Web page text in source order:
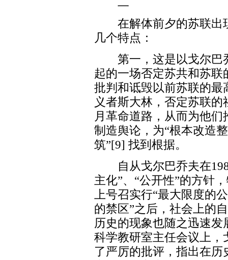
在解体前夕的苏联出
几个特点：
第一，这是以戈尔巴
起的一场否定苏共和苏
批判和诋毁以前苏联的
义者斯大林，否定苏联
月革命道路，从而为他
制造舆论，为“根本改造
筑”[9] 找到根据。
自从戈尔巴乔夫在
主化”、“公开性”的方针
上号召实行“最大限度的
的禁区”之后，社会上的
历史的现象也随之迅速发
科学教研室主任会议上
了严厉的批评，指出在